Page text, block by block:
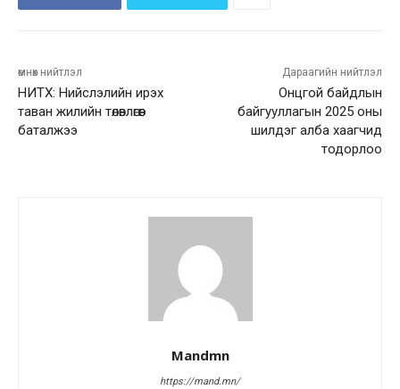
өмнөх нийтлэл
НИТХ: Нийслэлийн ирэх
таван жилийн төлөвлөгөөг
баталжээ
Дараагийн нийтлэл
Онцгой байдлын
байгууллагын 2025 оны
шилдэг алба хаагчид
тодорлоо
Mandmn
https://mand.mn/